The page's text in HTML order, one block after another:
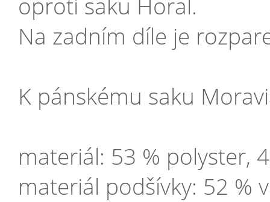
oproti saku Horal.
Na zadním díle je
K pánskému saku
materiál: 53 % polyster,
materiál podšívky: 52 %